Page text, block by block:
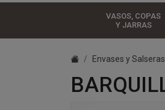
VASOS, COPAS
Y JARRAS
Envases y Salseras